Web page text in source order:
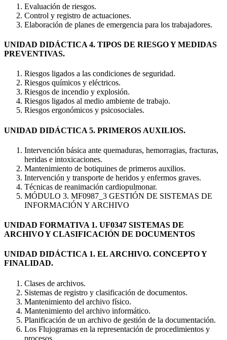
Evaluación de riesgos.
Control y registro de actuaciones.
Elaboración de planes de emergencia para los trabajadores.
UNIDAD DIDÁCTICA 4. TIPOS DE RIESGO Y MEDIDAS
PREVENTIVAS.
Riesgos ligados a las condiciones de seguridad.
Riesgos químicos y eléctricos.
Riesgos de incendio y explosión.
Riesgos ligados al medio ambiente de trabajo.
Riesgos ergonómicos y psicosociales.
UNIDAD DIDÁCTICA 5. PRIMEROS AUXILIOS.
Intervención básica ante quemaduras, hemorragias, fracturas,
heridas e intoxicaciones.
Mantenimiento de botiquines de primeros auxilios.
Intervención y transporte de heridos y enfermos graves.
Técnicas de reanimación cardiopulmonar.
MÓDULO 3. MF0987_3 GESTIÓN DE SISTEMAS DE
INFORMACIÓN Y ARCHIVO
UNIDAD FORMATIVA 1. UF0347 SISTEMAS DE
ARCHIVO Y CLASIFICACIÓN DE DOCUMENTOS
UNIDAD DIDÁCTICA 1. EL ARCHIVO. CONCEPTO Y
FINALIDAD.
Clases de archivos.
Sistemas de registro y clasificación de documentos.
Mantenimiento del archivo físico.
Mantenimiento del archivo informático.
Planificación de un archivo de gestión de la documentación.
Los Flujogramas en la representación de procedimientos y
procesos.